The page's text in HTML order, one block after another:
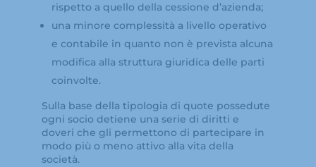
rispetto a quello della cessione d’azienda;
una minore complessità a livello operativo
e contabile in quanto non è prevista alcuna
modifica alla struttura giuridica delle parti
coinvolte.
Sulla base della tipologia di quote possedute
ogni socio detiene una serie di diritti e
doveri che gli permettono di partecipare in
modo più o meno attivo alla vita della
società.